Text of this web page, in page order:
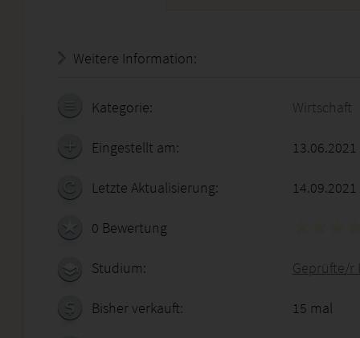
Weitere Information:
Kategorie: Wirtschaft
Eingestellt am:
Letzte Aktualisierung: 14.09.2021
0 Bewertung
Studium: Geprüfte/r
Bisher verkauft: 15 mal